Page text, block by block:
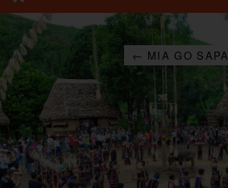
← MIA GO SAPA